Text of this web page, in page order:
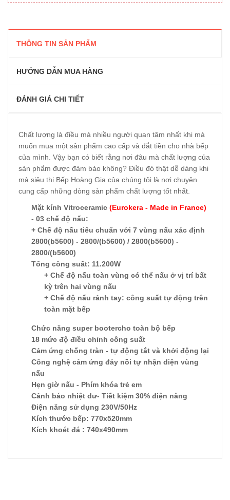
THÔNG TIN SẢN PHẨM
HƯỚNG DẪN MUA HÀNG
ĐÁNH GIÁ CHI TIẾT
Chất lượng là điều mà nhiều người quan tâm nhất khi mà
muốn mua một sản phẩm cao cấp và đắt tiền cho nhà bếp
của mình. Vậy bạn có biết rằng nơi đâu mà chất lượng của
sản phẩm được đảm bảo không? Điều đó thật dễ dàng khi
mà siêu thi Bếp Hoàng Gia của chúng tôi là nơi chuyên
cung cấp những dòng sản phẩm chất lượng tốt nhất.
Mặt kính Vitroceramic (Eurokera - Made in France)
- 03 chế độ nấu:
+ Chế độ nấu tiêu chuẩn với 7 vùng nấu xác định
2800(b5600) - 2800/(b5600) / 2800(b5600) -
2800/(b5600)
Tổng công suất: 11.200W
+ Chế độ nấu toàn vùng có thể nấu ở vị trí bất
kỳ trên hai vùng nấu
+ Chế độ nấu rảnh tay: công suất tự động trên
toàn mặt bếp
Chức năng super bootercho toàn bộ bếp
18 mức độ điều chỉnh công suất
Cảm ứng chống tràn - tự động tắt và khởi động lại
Công nghệ cảm ứng đáy nồi tự nhận diện vùng
nấu
Hẹn giờ nấu - Phím khóa trẻ em
Cảnh báo nhiệt dư- Tiết kiệm 30% điện năng
Điện năng sử dụng 230V/50Hz
Kích thước bếp: 770x520mm
Kích khoét đá : 740x490mm